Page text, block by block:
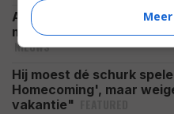
Al deze 64 films brachten
miljard dollar op: van
NIEUWS
Hij moest dé schurk
Homecoming', maar
vakantie"